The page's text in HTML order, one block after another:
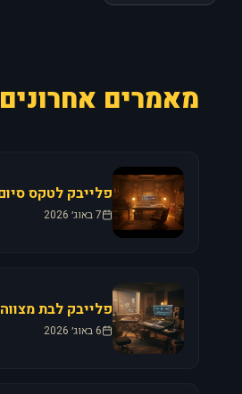
מאמרים אחרונים
7 באוג׳ 2026
6 באוג׳ 2026